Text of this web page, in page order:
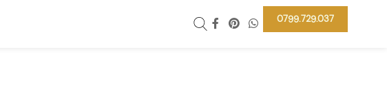
0799.729.037